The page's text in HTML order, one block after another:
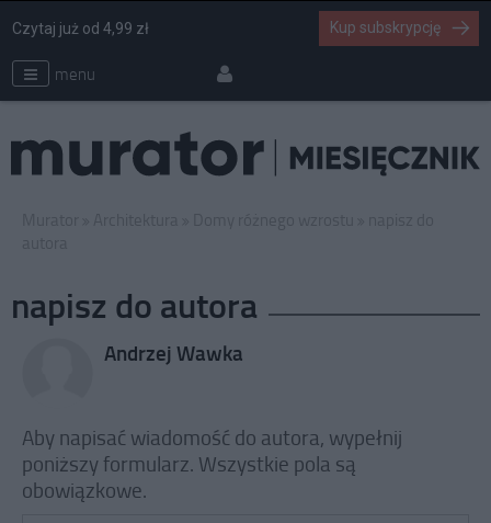
menu
Czytaj już od 4,99 zł Kup subskrypcję
napisz do autora
Andrzej Wawka
Aby napisać wiadomość do autora, wypełnij
poniższy formularz. Wszystkie pola są
obowiązkowe.